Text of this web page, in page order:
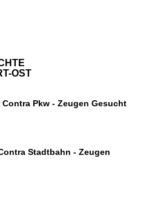
OST
Contra Pkw - Zeugen Gesucht
Stadtbahn - Zeugen